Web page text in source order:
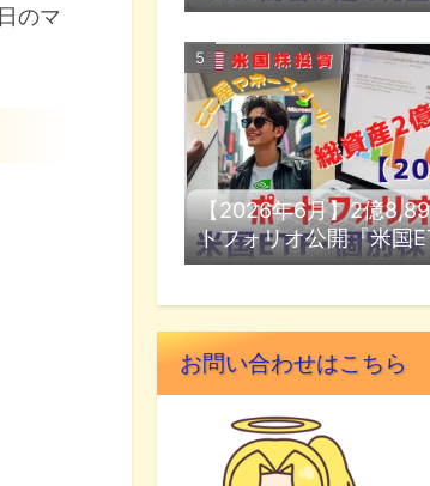
のマ
【2026年6月】2億
トフォリオ公開『米国
投資信託』
お問い合わせはこちら